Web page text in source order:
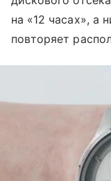
на «12 часах», а
повторяет